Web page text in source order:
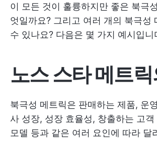
이 모든 것이 훌륭하지만 좋은 북극
엇일까요? 그리고 여러 개의 북극성
수 있나요? 다음은 몇 가지 예시입니
노스 스타 메트
북극성 메트릭은 판매하는 제품, 운
사 성장, 성장 효율성, 창출하는 고
모델 등과 같은 여러 요인에 따라 달